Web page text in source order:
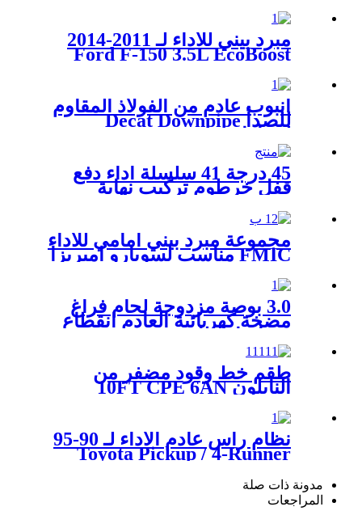
مبرد بيني للأداء لـ 2011-2014
Ford F-150 3.5L EcoBoost
أنبوب عادم من الفولاذ المقاوم
للصدأ Decat Downpipe
S F56 2014
45 درجة 41 سلسلة أداء دفع
قفل خرطوم تركيب نهاية
مجموعة مبرد بيني أمامي للأداء
FMIC مناسب لسوبارو امبريزا
WRX Gc8 1996-2000
3.0 بوصة مزدوجة لحام فراغ
مضخة كهربائية العادم انقطاع
صمام انقطاع
طقم خط وقود مضفر من
النايلون 10FT CPE 6AN
نظام رأس عادم الأداء لـ 90-95
Toyota Pickup / 4-Runner
2.4L 22RE 4WD
مدونة ذات صلة
المراجعات